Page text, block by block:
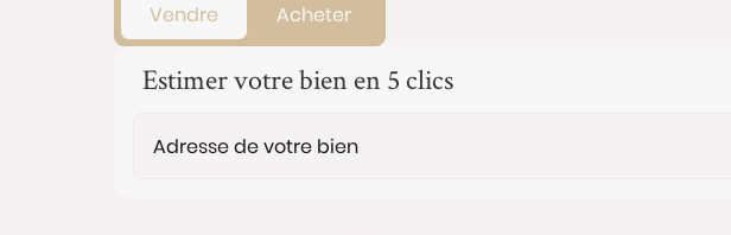
Vendre Acheter
Estimer votre bien en 5 clics